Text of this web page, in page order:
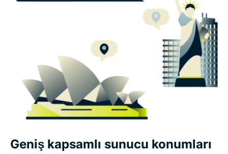
Geniş kapsamlı sunucu konumları